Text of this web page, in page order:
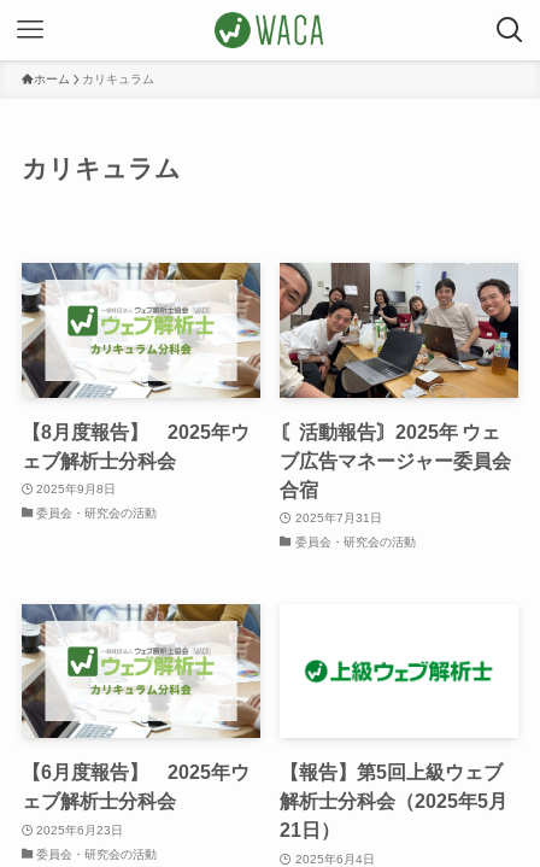
ホーム カリキュラム
カリキュラム
【8月度報告】 2025年ウ
ェブ解析士分科会
2025年9月8日
委員会・研究会の活動
〘活動報告〙2025年 ウェ
ブ広告マネージャー委員会
合宿
2025年7月31日
委員会・研究会の活動
【6月度報告】 2025年ウ
ェブ解析士分科会
2025年6月23日
委員会・研究会の活動
【報告】第5回上級ウェブ
解析士分科会（2025年5月
21日）
2025年6月4日